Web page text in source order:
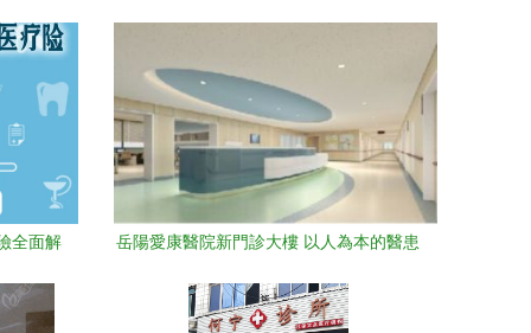
全面解
岳陽愛康醫院新門診大樓 以人為本的醫患